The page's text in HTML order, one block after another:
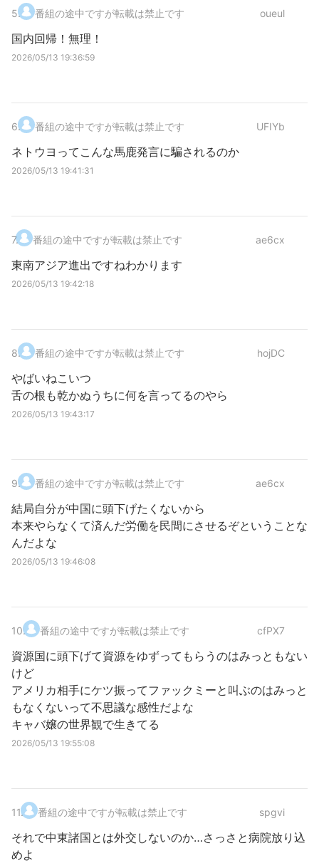
5. 番組の途中ですが転載は禁止です oueul
国内回帰！無理！
2026/05/13 19:36:59
6. 番組の途中ですが転載は禁止です UFIYb
ネトウヨってこんな馬鹿発言に騙されるのか
2026/05/13 19:41:31
7. 番組の途中ですが転載は禁止です ae6cx
東南アジア進出ですねわかります
2026/05/13 19:42:18
8. 番組の途中ですが転載は禁止です hojDC
やばいねこいつ
舌の根も乾かぬうちに何を言ってるのやら
2026/05/13 19:43:17
9. 番組の途中ですが転載は禁止です ae6cx
結局自分が中国に頭下げたくないから
本来やらなくて済んだ労働を民間にさせるぞということな
んだよな
2026/05/13 19:46:08
10. 番組の途中ですが転載は禁止です cfPX7
資源国に頭下げて資源をゆずってもらうのはみっともない
けど
アメリカ相手にケツ振ってファックミーと叫ぶのはみっと
もなくないって不思議な感性だよな
キャバ嬢の世界観で生きてる
2026/05/13 19:55:08
11. 番組の途中ですが転載は禁止です spgvi
それで中東諸国とは外交しないのか…さっさと病院放り込
めよ